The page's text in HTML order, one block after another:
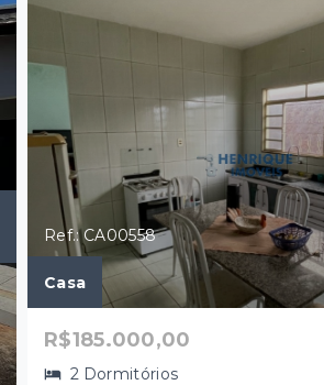
Ref.: CA00558
Casa
R$185.000,00
2 Dormitórios